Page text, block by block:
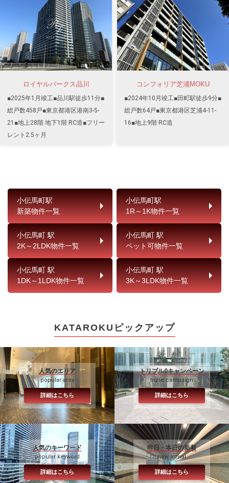
ロイヤルパークス品川
■2025年1月竣工■品川駅徒歩11分■
総戸数458戸■東京都港区港南3-5-
21■地上28階 地下1階 RC造■フリー
レント2.5ヶ月
コンフォリア芝浦MOKU
■2024年10月竣工■田町駅徒歩9分■
総戸数64戸■東京都港区芝浦4-11-
16■地上9階 RC造
小伝馬町駅
新築物件一覧
小伝馬町駅
1R～1K物件一覧
小伝馬町 駅
2K～2LDK物件一覧
小伝馬町 駅
ペット可物件一覧
小伝馬町 駅
1DK～1LDK物件一覧
小伝馬町 駅
3K～3LDK物件一覧
KATAROKUピックアップ
人気のエリア
popular area
詳細はこちら
トリプル0キャンペーン
triple campaign
詳細はこちら
人気のキーワード
popular keyword
詳細はこちら
昨日・本日の新着
new arrival
詳細はこちら